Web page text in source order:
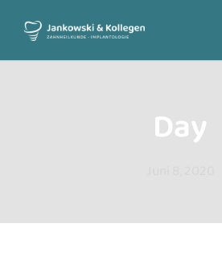
Day